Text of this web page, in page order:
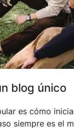
blog único
es cómo
siempre es el